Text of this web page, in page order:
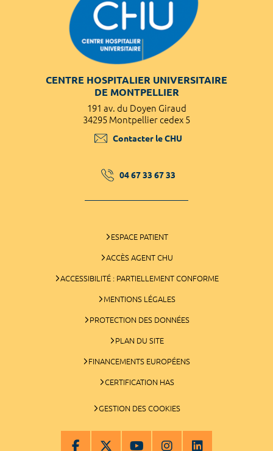
CENTRE HOSPITALIER UNIVERSITAIRE
DE MONTPELLIER
191 av. du Doyen Giraud
34295 Montpellier cedex 5
Contacter le CHU
04 67 33 67 33
ESPACE PATIENT
ACCÈS AGENT CHU
ACCESSIBILITÉ : PARTIELLEMENT CONFORME
MENTIONS LÉGALES
PROTECTION DES DONNÉES
PLAN DU SITE
FINANCEMENTS EUROPÉENS
CERTIFICATION HAS
GESTION DES COOKIES